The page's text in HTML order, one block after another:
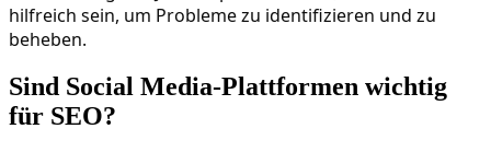
hilfreich sein, um Probleme zu identifizieren und zu
beheben.
Sind Social Media-Plattformen wichtig
für SEO?